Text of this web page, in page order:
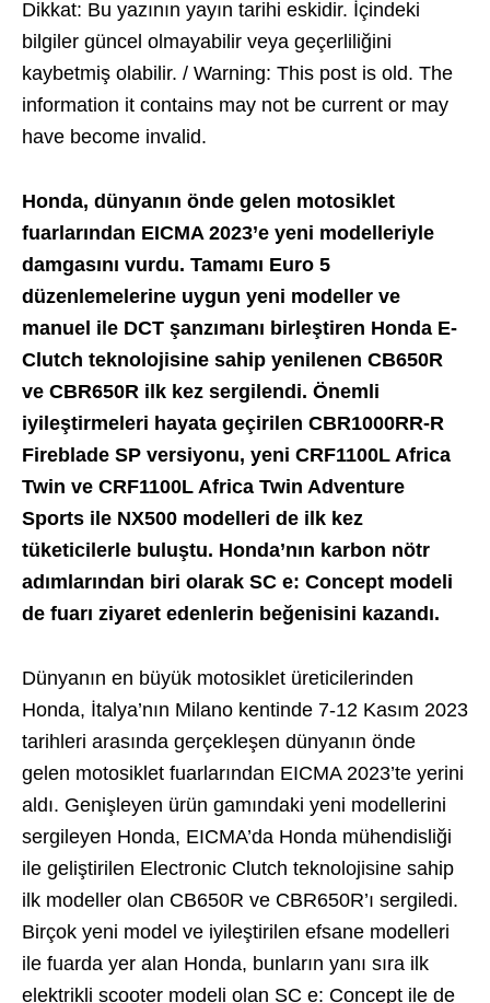
Dikkat: Bu yazının yayın tarihi eskidir. İçindeki
bilgiler güncel olmayabilir veya geçerliliğini
kaybetmiş olabilir. / Warning: This post is old. The
information it contains may not be current or may
have become invalid.
Honda, dünyanın önde gelen motosiklet
fuarlarından EICMA 2023’e yeni modelleriyle
damgasını vurdu. Tamamı Euro 5
düzenlemelerine uygun yeni modeller ve
manuel ile DCT şanzımanı birleştiren Honda E-
Clutch teknolojisine sahip yenilenen CB650R
ve CBR650R ilk kez sergilendi. Önemli
iyileştirmeleri hayata geçirilen CBR1000RR-R
Fireblade SP versiyonu, yeni CRF1100L Africa
Twin ve CRF1100L Africa Twin Adventure
Sports ile NX500 modelleri de ilk kez
tüketicilerle buluştu. Honda’nın karbon nötr
adımlarından biri olarak SC e: Concept modeli
de fuarı ziyaret edenlerin beğenisini kazandı.
Dünyanın en büyük motosiklet üreticilerinden
Honda, İtalya’nın Milano kentinde 7-12 Kasım 2023
tarihleri arasında gerçekleşen dünyanın önde
gelen motosiklet fuarlarından EICMA 2023’te yerini
aldı. Genişleyen ürün gamındaki yeni modellerini
sergileyen Honda, EICMA’da Honda mühendisliği
ile geliştirilen Electronic Clutch teknolojisine sahip
ilk modeller olan CB650R ve CBR650R’ı sergiledi.
Birçok yeni model ve iyileştirilen efsane modelleri
ile fuarda yer alan Honda, bunların yanı sıra ilk
elektrikli scooter modeli olan SC e: Concept ile de